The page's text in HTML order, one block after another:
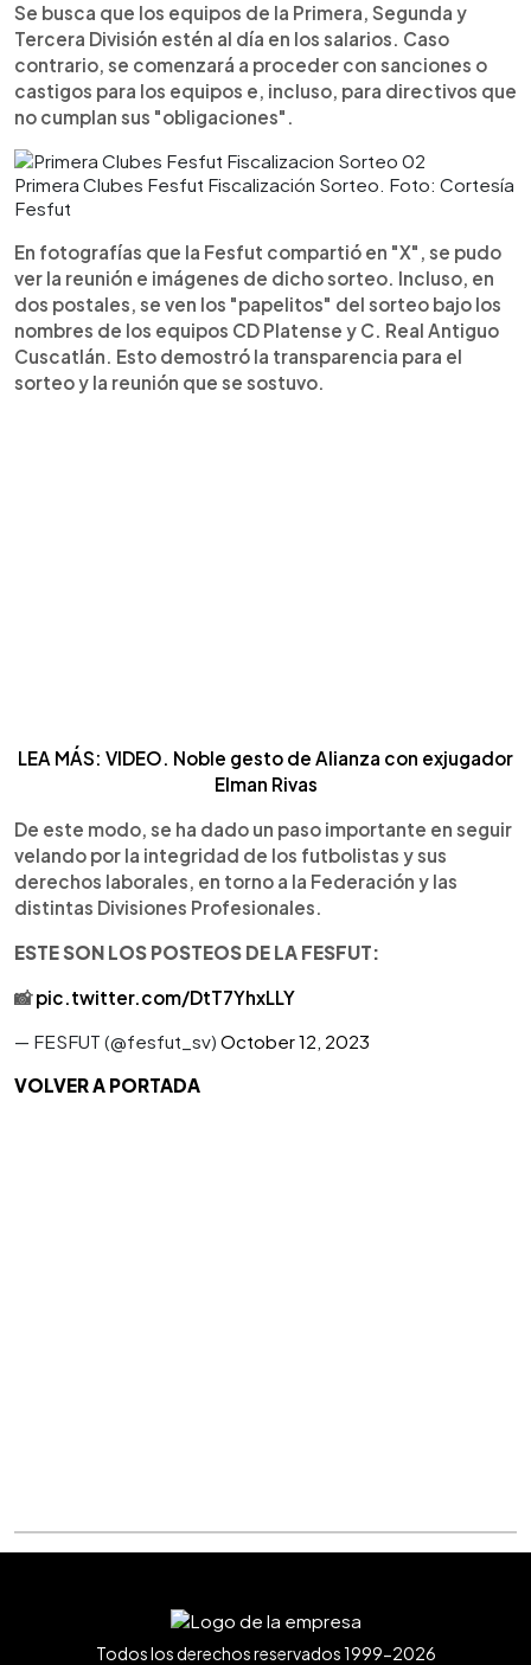
Se busca que los equipos de la Primera, Segunda y
Tercera División estén al día en los salarios. Caso
contrario, se comenzará a proceder con sanciones o
castigos para los equipos e, incluso, para directivos que
no cumplan sus "obligaciones".
Primera Clubes Fesfut Fiscalización Sorteo. Foto: Cortesía
Fesfut
En fotografías que la Fesfut compartió en "X", se pudo
ver la reunión e imágenes de dicho sorteo. Incluso, en
dos postales, se ven los "papelitos" del sorteo bajo los
nombres de los equipos CD Platense y C. Real Antiguo
Cuscatlán. Esto demostró la transparencia para el
sorteo y la reunión que se sostuvo.
LEA MÁS: VIDEO. Noble gesto de Alianza con exjugador
Elman Rivas
De este modo, se ha dado un paso importante en seguir
velando por la integridad de los futbolistas y sus
derechos laborales, en torno a la Federación y las
distintas Divisiones Profesionales.
ESTE SON LOS POSTEOS DE LA FESFUT:
📸pic.twitter.com/DtT7YhxLLY
— FESFUT (@fesfut_sv) October 12, 2023
VOLVER A PORTADA
Todos los derechos reservados 1999-2026